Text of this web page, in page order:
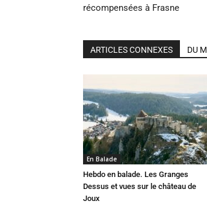
récompensées à Frasne
ARTICLES CONNEXES DU
En Balade
Hebdo en balade. Les Granges
Dessus et vues sur le château de
Joux